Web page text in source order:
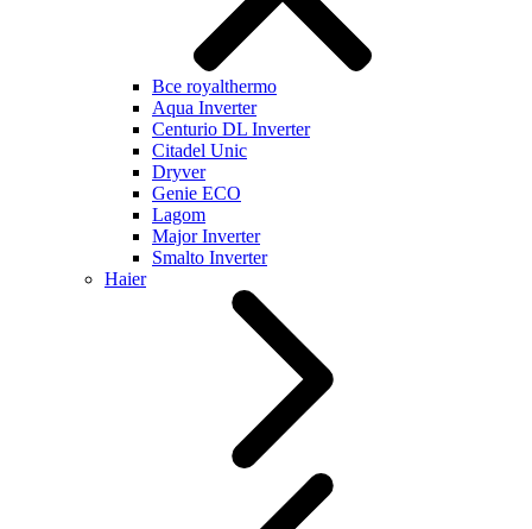
Все royalthermo
Aqua Inverter
Centurio DL Inverter
Citadel Unic
Dryver
Genie ECO
Lagom
Major Inverter
Smalto Inverter
Haier